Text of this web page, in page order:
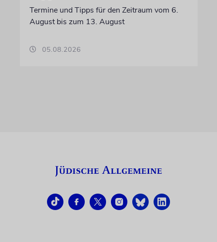
Termine und Tipps für den Zeitraum vom 6.
August bis zum 13. August
05.08.2026